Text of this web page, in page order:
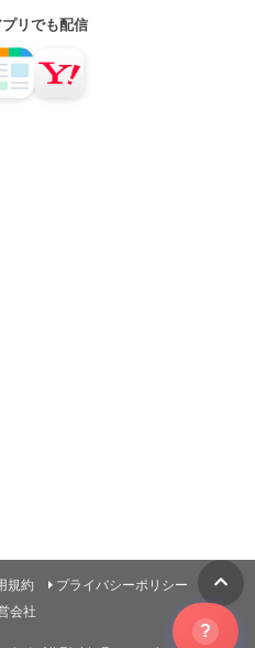
リでも配信
規約
プライバシーポリシー
会社
?